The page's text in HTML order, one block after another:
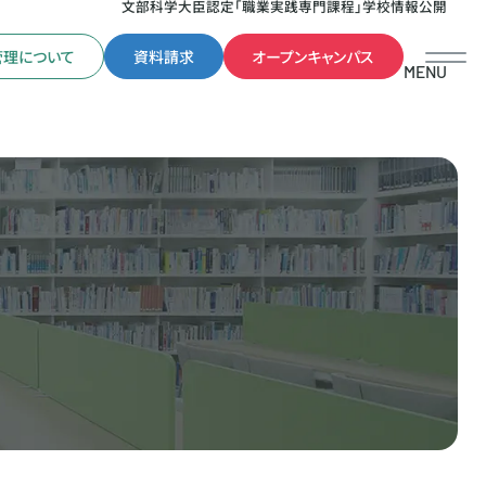
文部科学大臣認定「職業実践専門課程」学校情報公開
について 資料請求 オープンキャンパス
MENU